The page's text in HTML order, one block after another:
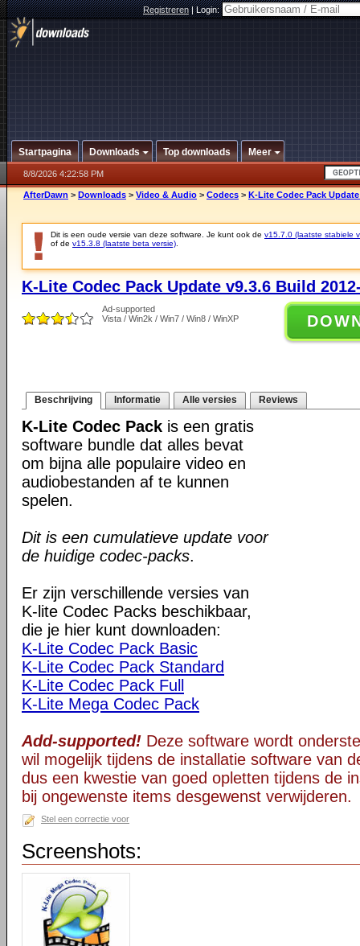
Registreren|Login:
Startpagina Downloads Top downloads Meer
8/8/2026 4:22:58 PM
AfterDawn > Downloads > Video & Audio > Codecs > K-Lite Codec Pack
Dit is een oude versie van deze software. Je kunt ook de v15.7.0 (laatste stabiele
of de v15.3.8 (laatste beta versie)
K-Lite Codec Pack Update v9.3.6 Build
Ad-supported
Vista / Win2k / Win7 / Win8 / WinXP
Beschrijving Informatie Alle versies Reviews
K-Lite Codec Pack is een gratis
software bundle dat alles bevat
om bijna alle populaire video en
audiobestanden af te kunnen
spelen.
Dit is een cumulatieve update voor
de huidige codec-packs.
Er zijn verschillende versies van
K-lite Codec Packs beschikbaar,
die je hier kunt downloaden:
K-Lite Codec Pack Basic
K-Lite Codec Pack Standard
K-Lite Codec Pack Full
K-Lite Mega Codec Pack
Add-supported! Deze software wordt
wil mogelijk tijdens de installatie software van
dus een kwestie van goed opletten tijdens de
bij ongewenste items desgewenst verwijderen.
Stel een correctie voor
Screenshots: